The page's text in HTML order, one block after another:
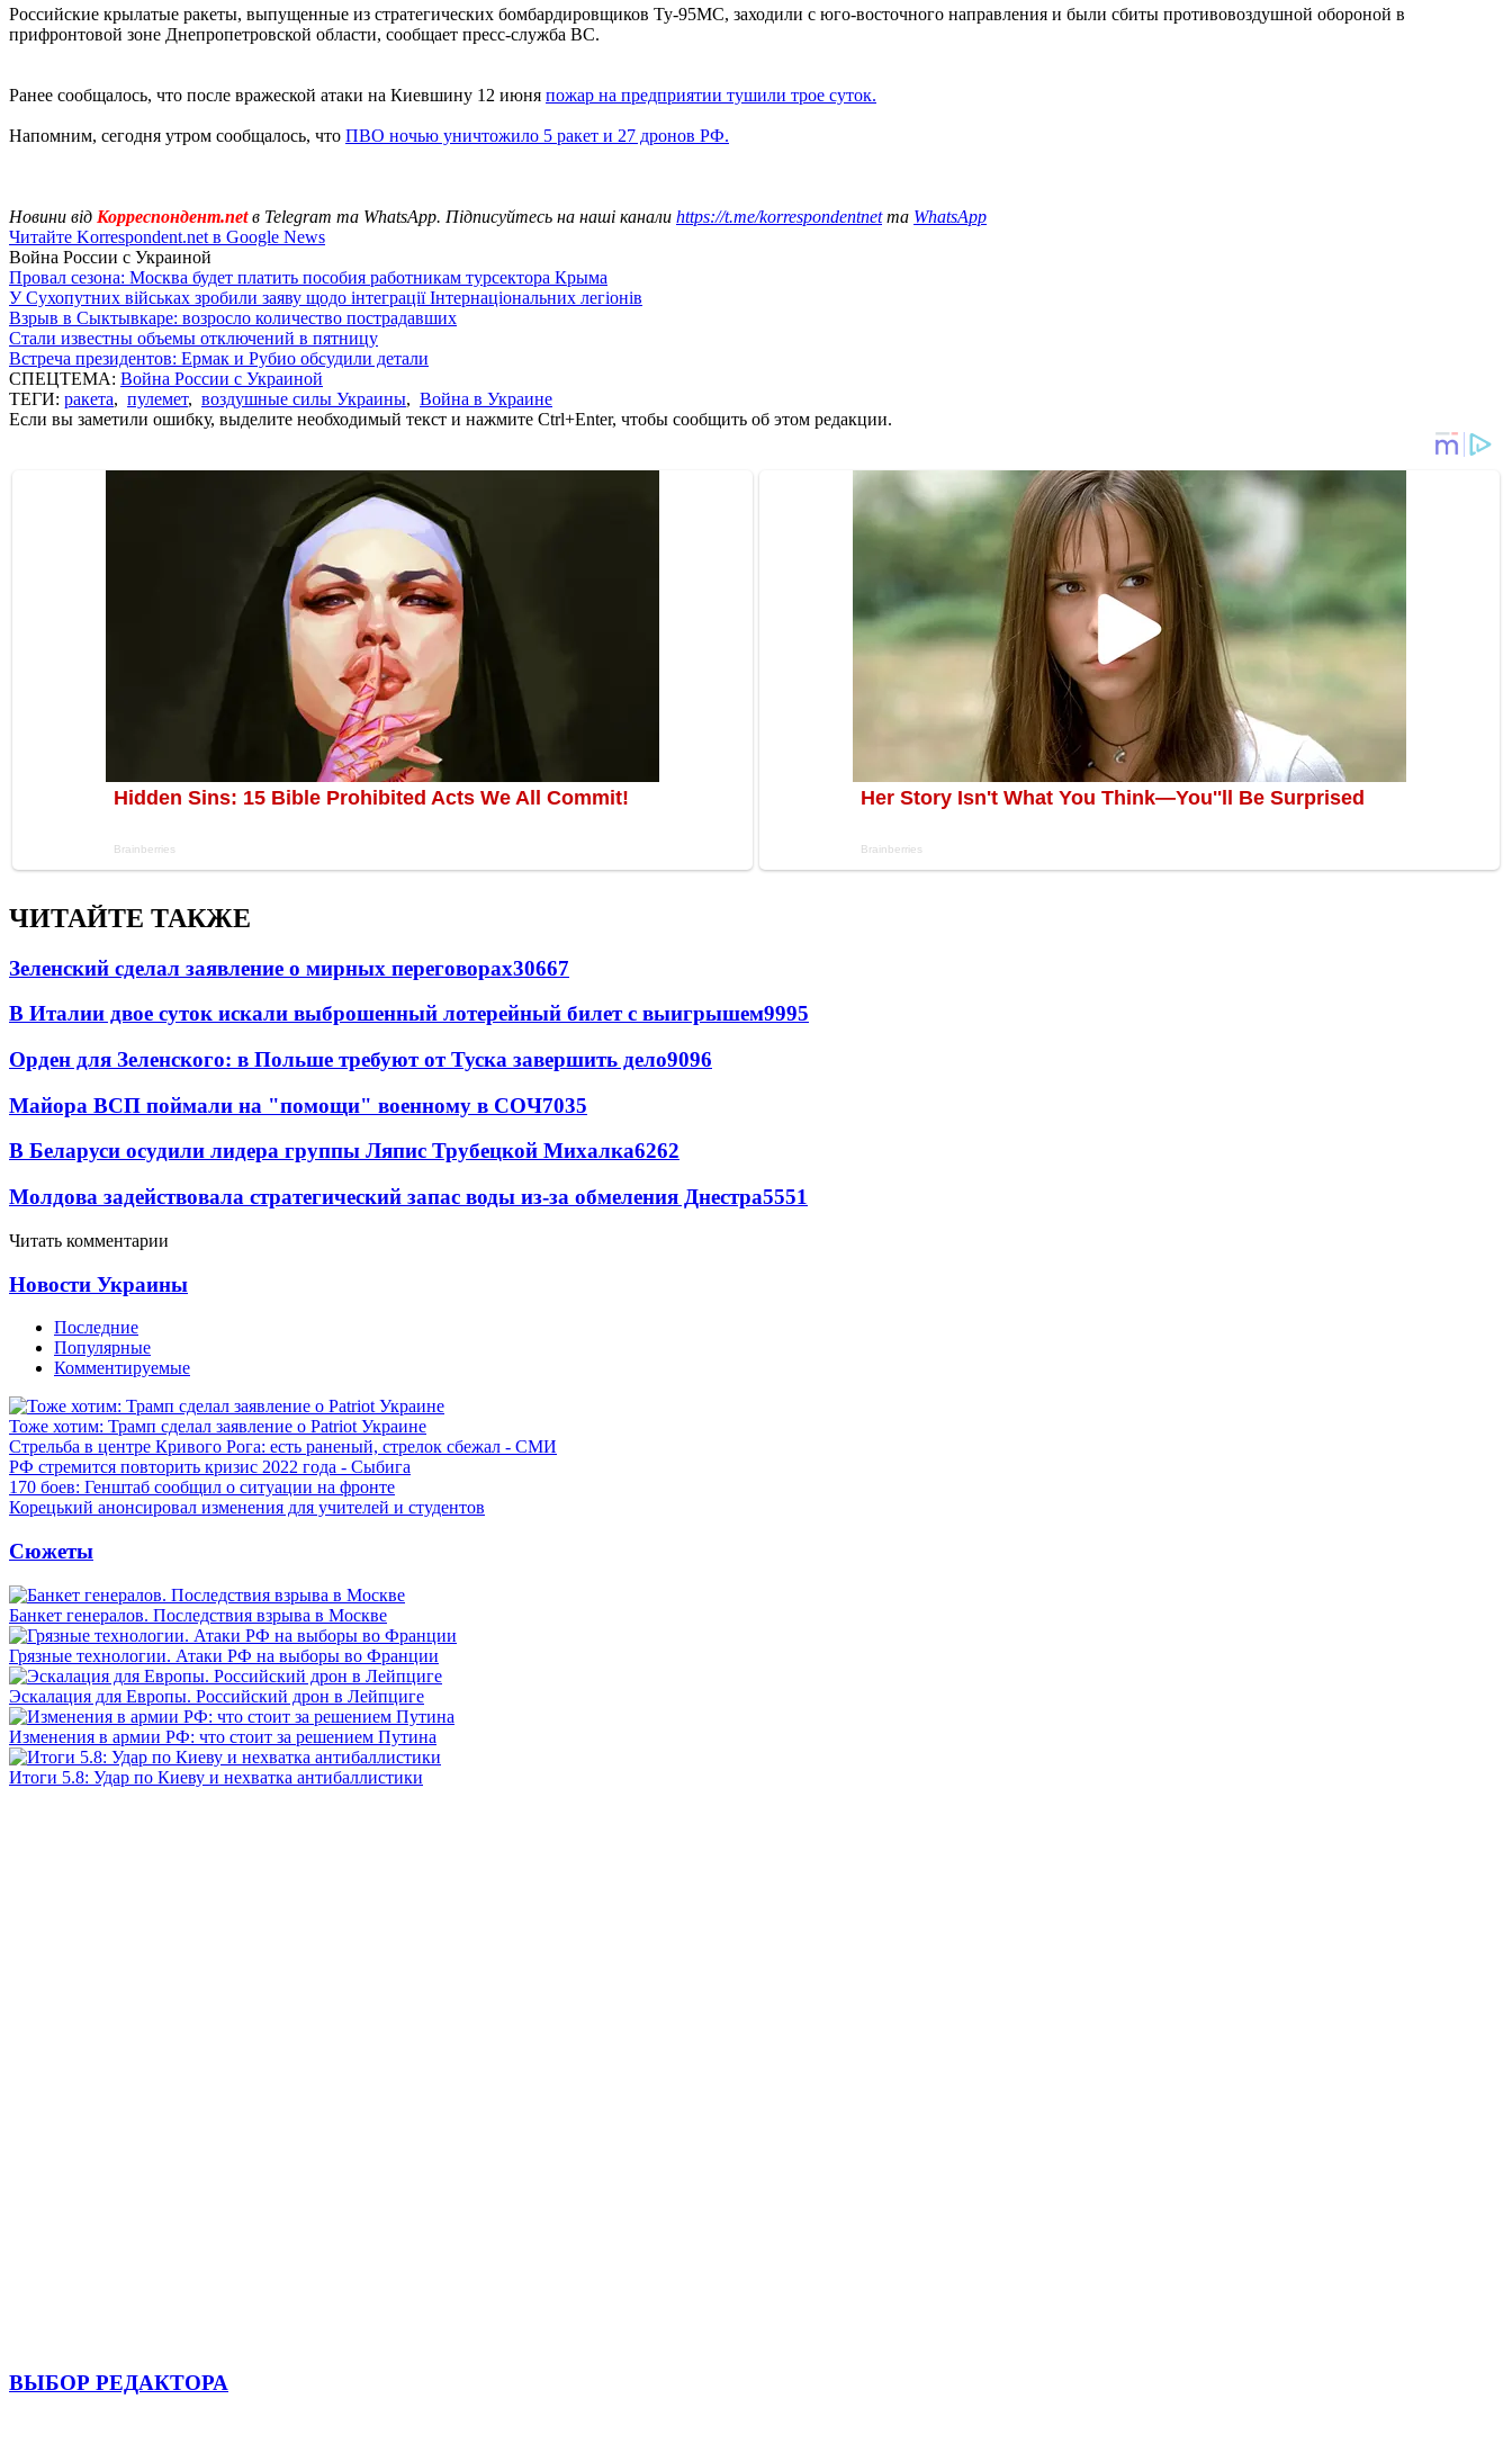
Российские крылатые ракеты, выпущенные из стратегических бомбардировщиков Ту-95МС, заходили с юго-восточного направления и были сбиты противовоздушной обороной в
прифронтовой зоне Днепропетровской области, сообщает пресс-служба ВС.
Ранее сообщалось, что после вражеской атаки на Киевшину 12 июня пожар на предприятии тушили трое суток.
Напомним, сегодня утром сообщалось, что ПВО ночью уничтожило 5 ракет и 27 дронов РФ.
Новини від Корреспондент.netв Telegram та WhatsApp. Підписуйтесь на наші канали https://t.me/korrespondentnetта WhatsApp
Читайте Korrespondent.net в Google News
Война России с Украиной
Провал сезона: Москва будет платить пособия работникам турсектора Крыма
У Сухопутних військах зробили заяву щодо інтеграції Інтернаціональних легіонів
Взрыв в Сыктывкаре: возросло количество пострадавших
Стали известны объемы отключений в пятницу
Встреча президентов: Ермак и Рубио обсудили детали
СПЕЦТЕМА: Война России с Украиной
ТЕГИ: ракета, пулемет, воздушные силы Украины, Война в Украине
Если вы заметили ошибку, выделите необходимый текст и нажмите Ctrl+Enter, чтобы сообщить об этом редакции.
ЧИТАЙТЕ ТАКЖЕ
Зеленский сделал заявление о мирных переговорах30667
В Италии двое суток искали выброшенный лотерейный билет с выигрышем9995
Орден для Зеленского: в Польше требуют от Туска завершить дело9096
Майора ВСП поймали на "помощи" военному в СОЧ7035
В Беларуси осудили лидера группы Ляпис Трубецкой Михалка6262
Молдова задействовала стратегический запас воды из-за обмеления Днестра5551
Читать комментарии
Новости Украины
Последние
Популярные
Комментируемые
Тоже хотим: Трамп сделал заявление о Patriot Украине
Стрельба в центре Кривого Рога: есть раненый, стрелок сбежал - СМИ
РФ стремится повторить кризис 2022 года - Сыбига
170 боев: Генштаб сообщил о ситуации на фронте
Корецький анонсировал изменения для учителей и студентов
Сюжеты
Банкет генералов. Последствия взрыва в Москве
Грязные технологии. Атаки РФ на выборы во Франции
Эскалация для Европы. Российский дрон в Лейпциге
Изменения в армии РФ: что стоит за решением Путина
Итоги 5.8: Удар по Киеву и нехватка антибаллистики
ВЫБОР РЕДАКТОРА